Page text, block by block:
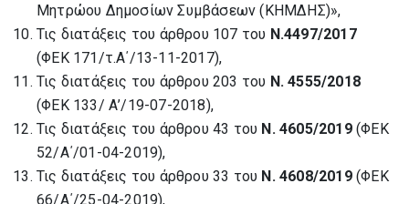
Μητρώου Δημοσίων Συμβάσεων (ΚΗΜΔΗΣ)»,
Τις διατάξεις του άρθρου 107 του Ν.4497/2017
(ΦΕΚ 171/τ.Α΄/13-11-2017),
Τις διατάξεις του άρθρου 203 του Ν. 4555/2018
(ΦΕΚ 133/ Α’/19-07-2018),
Τις διατάξεις του άρθρου 43 του Ν. 4605/2019(ΦΕΚ
52/Α΄/01-04-2019),
Τις διατάξεις του άρθρου 33 του Ν. 4608/2019(ΦΕΚ
66/Α΄/25-04-2019),